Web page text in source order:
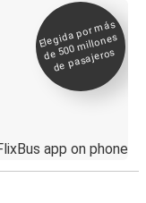
Elegida por
más
de 500
millones
de pasajeros